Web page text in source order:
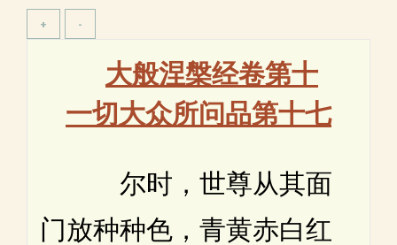
大般涅槃经卷第十
一切大众所问品第十七
尔时，世尊从其面
门放种种色，青黄赤白红